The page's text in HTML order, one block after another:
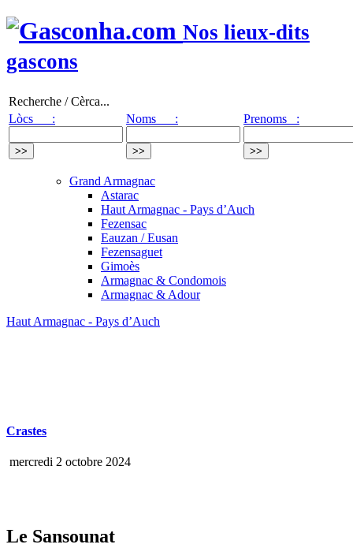
Nos lieux-dits
gascons
Recherche / Cèrca...
Lòcs :
Noms : Prenoms :
Grand Armagnac
Astarac
Haut Armagnac - Pays d’Auch
Fezensac
Eauzan / Eusan
Fezensaguet
Gimoès
Armagnac & Condomois
Armagnac & Adour
Haut Armagnac - Pays d’Auch
Crastes
mercredi 2 octobre 2024
Le Sansounat